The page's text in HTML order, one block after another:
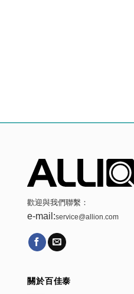
歡迎與我們聯繫：
e-mail:service@allion.com
關於百佳泰